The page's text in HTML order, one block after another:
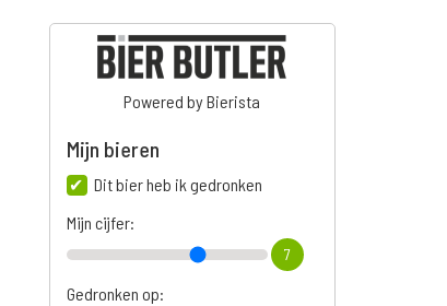
Powered by Bierista
Mijn bieren
Dit bier heb ik gedronken
Mijn cijfer:
7
Gedronken op: